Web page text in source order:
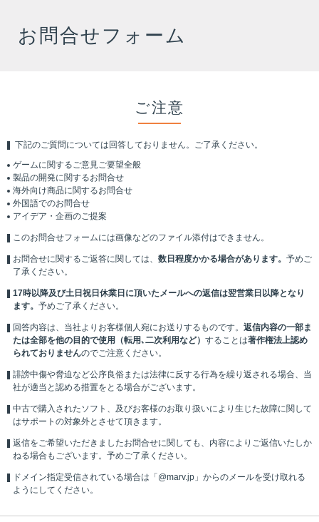
お問合せフォーム
ご注意
下記のご質問については回答しておりません。ご了承ください。
ゲームに関するご意見ご要望全般
製品の開発に関するお問合せ
海外向け商品に関するお問合せ
外国語でのお問合せ
アイデア・企画のご提案
このお問合せフォームには画像などのファイル添付はできません。
お問合せに関するご返答に関しては、 数日程度かかる場合があります。 予めご
了承ください。
17時以降及び土日祝日休業日に頂いたメールへの返信は翌営業日以降となり
ます。 予めご了承ください。
回答内容は、当社よりお客様個人宛にお送りするものです。 返信内容の一部ま
たは全部を他の目的で使用（転用､二次利用など） することは著作権法上認め
られておりませんのでご注意ください。
誹謗中傷や脅迫など公序良俗または法律に反する行為を繰り返される場合、当
社が適当と認める措置をとる場合がございます。
中古で購入されたソフト、及びお客様のお取り扱いにより生じた故障に関して
はサポートの対象外とさせて頂きます。
返信をご希望いただきましたお問合せに関しても、内容によりご返信いたしか
ねる場合もございます。予めご了承ください。
ドメイン指定受信されている場合は「@marv.jp」からのメールを受け取れる
ようにしてください。